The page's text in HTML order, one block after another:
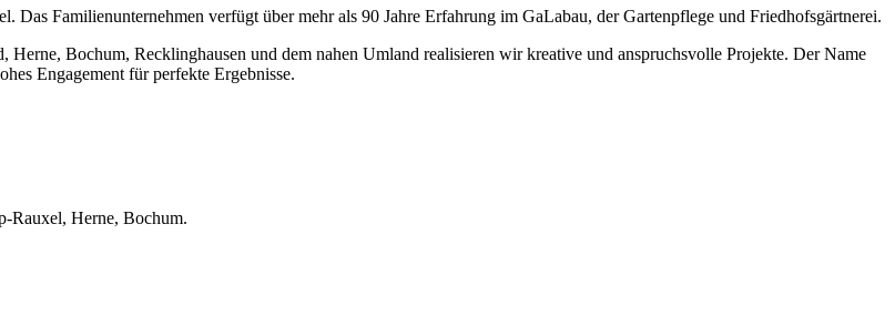
Das Familienunternehmen verfügt über mehr als 90 Jahre Erfahrung im GaLabau, der Gartenpflege und Friedhofsgärtnerei.
Bochum, Recklinghausen und dem nahen Umland realisieren wir kreative und anspruchsvolle Projekte. Der Name
Engagement für perfekte Ergebnisse.
Rauxel, Herne, Bochum.